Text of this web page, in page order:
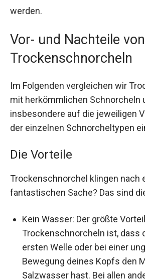
werden.
Vor- und Nachteile von
Trockenschnorcheln
Im Folgenden vergleichen wir
mit herkömmlichen Schnorcheln
insbesondere auf die jeweiligen
der einzelnen Schnorcheltypen
Die Vorteile
Trockenschnorchel klingen nach
fantastischen Sache? Das sind
Kein Wasser: Der größte
Trockenschnorcheln ist, dass
ersten Welle oder bei einer
Bewegung deines Kopfs den
Salzwasser hast. Bei allen